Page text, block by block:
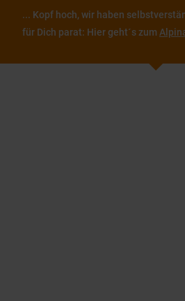
... Kopf hoch, wir haben
für Dich parat: Hier geht´s zum